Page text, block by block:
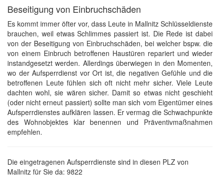
Beseitigung von Einbruchschäden
Es kommt immer öfter vor, dass Leute in Mallnitz Schlüsseldienste
brauchen, weil etwas Schlimmes passiert ist. Die Rede ist dabei
von der Beseitigung von Einbruchschäden, bei welcher bspw. die
von einem Einbruch betroffenen Haustüren repariert und wieder
instandgesetzt werden. Allerdings überwiegen in den Momenten,
wo der Aufsperrdienst vor Ort ist, die negativen Gefühle und die
betroffenen Leute fühlen sich oft nicht mehr sicher. Viele Leute
dachten wohl, sie wären sicher. Damit so etwas nicht geschieht
(oder nicht erneut passiert) sollte man sich vom Eigentümer eines
Aufsperrdienstes aufklären lassen. Er vermag die Schwachpunkte
des Wohnobjektes klar benennen und Präventivmaßnahmen
empfehlen.
Die eingetragenen Aufsperrdienste sind in diesen PLZ von
Mallnitz für Sie da: 9822